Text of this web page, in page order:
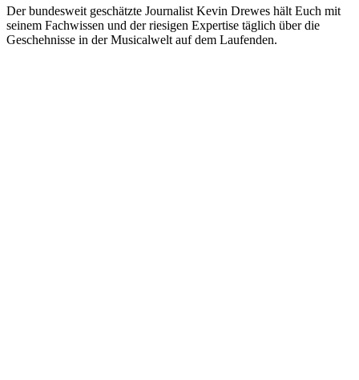
Der bundesweit geschätzte Journalist Kevin Drewes hält Euch mit
seinem Fachwissen und der riesigen Expertise täglich über die
Geschehnisse in der Musicalwelt auf dem Laufenden.